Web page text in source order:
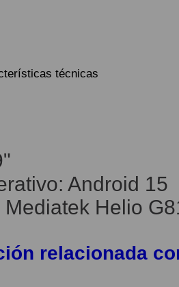
técnicas
Android 15
Helio
relacionada